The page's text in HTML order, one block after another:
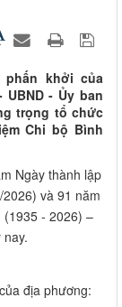
phấn khởi của
- Ủy ban
trọng tổ chức
Chi bộ Bình
Ngày thành lập
và 91 năm
(1935 - 2026) –
địa phương: